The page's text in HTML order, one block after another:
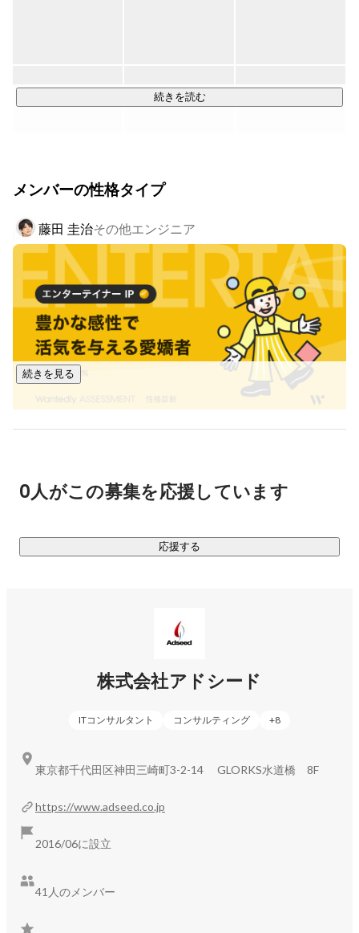
SI業界における新しい仕組みを構築し続けるゲームチェンジ
ェクトの立て直しを依頼されるなど、技術力を高く評価され
ています。
現在、SES業界において難しいとされる未経験からのプログラ
ミング案件へのアサイン率100％と、業界では異例の待機0
件、要員起因による解約0件という状況を作り出すことに成功
しております。
◆◆IT教育事業◆◆
エンジニア未経験者を一人前の開発者に育て上げることに強
みのある当社の教育力を武器に独自に開発したオリジナルテ
キストを使い、法人様向けのエンジニア教育を行っていま
います。
クラウド型の法人向け業務効率化システムの開発を行ってい
ます。
ースで開発できる」ノーコードプラットフォームの開発に着
3年後、5年後のデファクトスタンダードになるシステムを世
の中にリリースしていきます。
続きを読む
メンバーの性格タイプ
藤田 圭治その他エンジニア
続きを見る
0人がこの募集を応援しています
応援する
株式会社アドシード
ITコンサルタント コンサルティング +8
https://www.adseed.co.jp
2016/06に設立
41人のメンバー
東京都千代田区神田三崎町3-2-14 GLORKS水道橋 8F